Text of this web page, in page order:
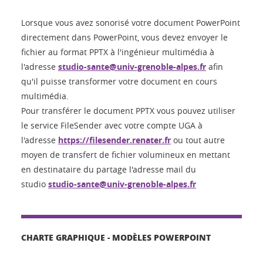
Lorsque vous avez sonorisé votre document PowerPoint
directement dans PowerPoint, vous devez envoyer le
fichier au format PPTX à l'ingénieur multimédia à
l'adresse studio-sante@univ-grenoble-alpes.fr afin
qu'il puisse transformer votre document en cours
multimédia.
Pour transférer le document PPTX vous pouvez utiliser
le service FileSender avec votre compte UGA à
l'adresse https://filesender.renater.fr ou tout autre
moyen de transfert de fichier volumineux en mettant
en destinataire du partage l'adresse mail du
studio studio-sante@univ-grenoble-alpes.fr
CHARTE GRAPHIQUE - MODÈLES POWERPOINT